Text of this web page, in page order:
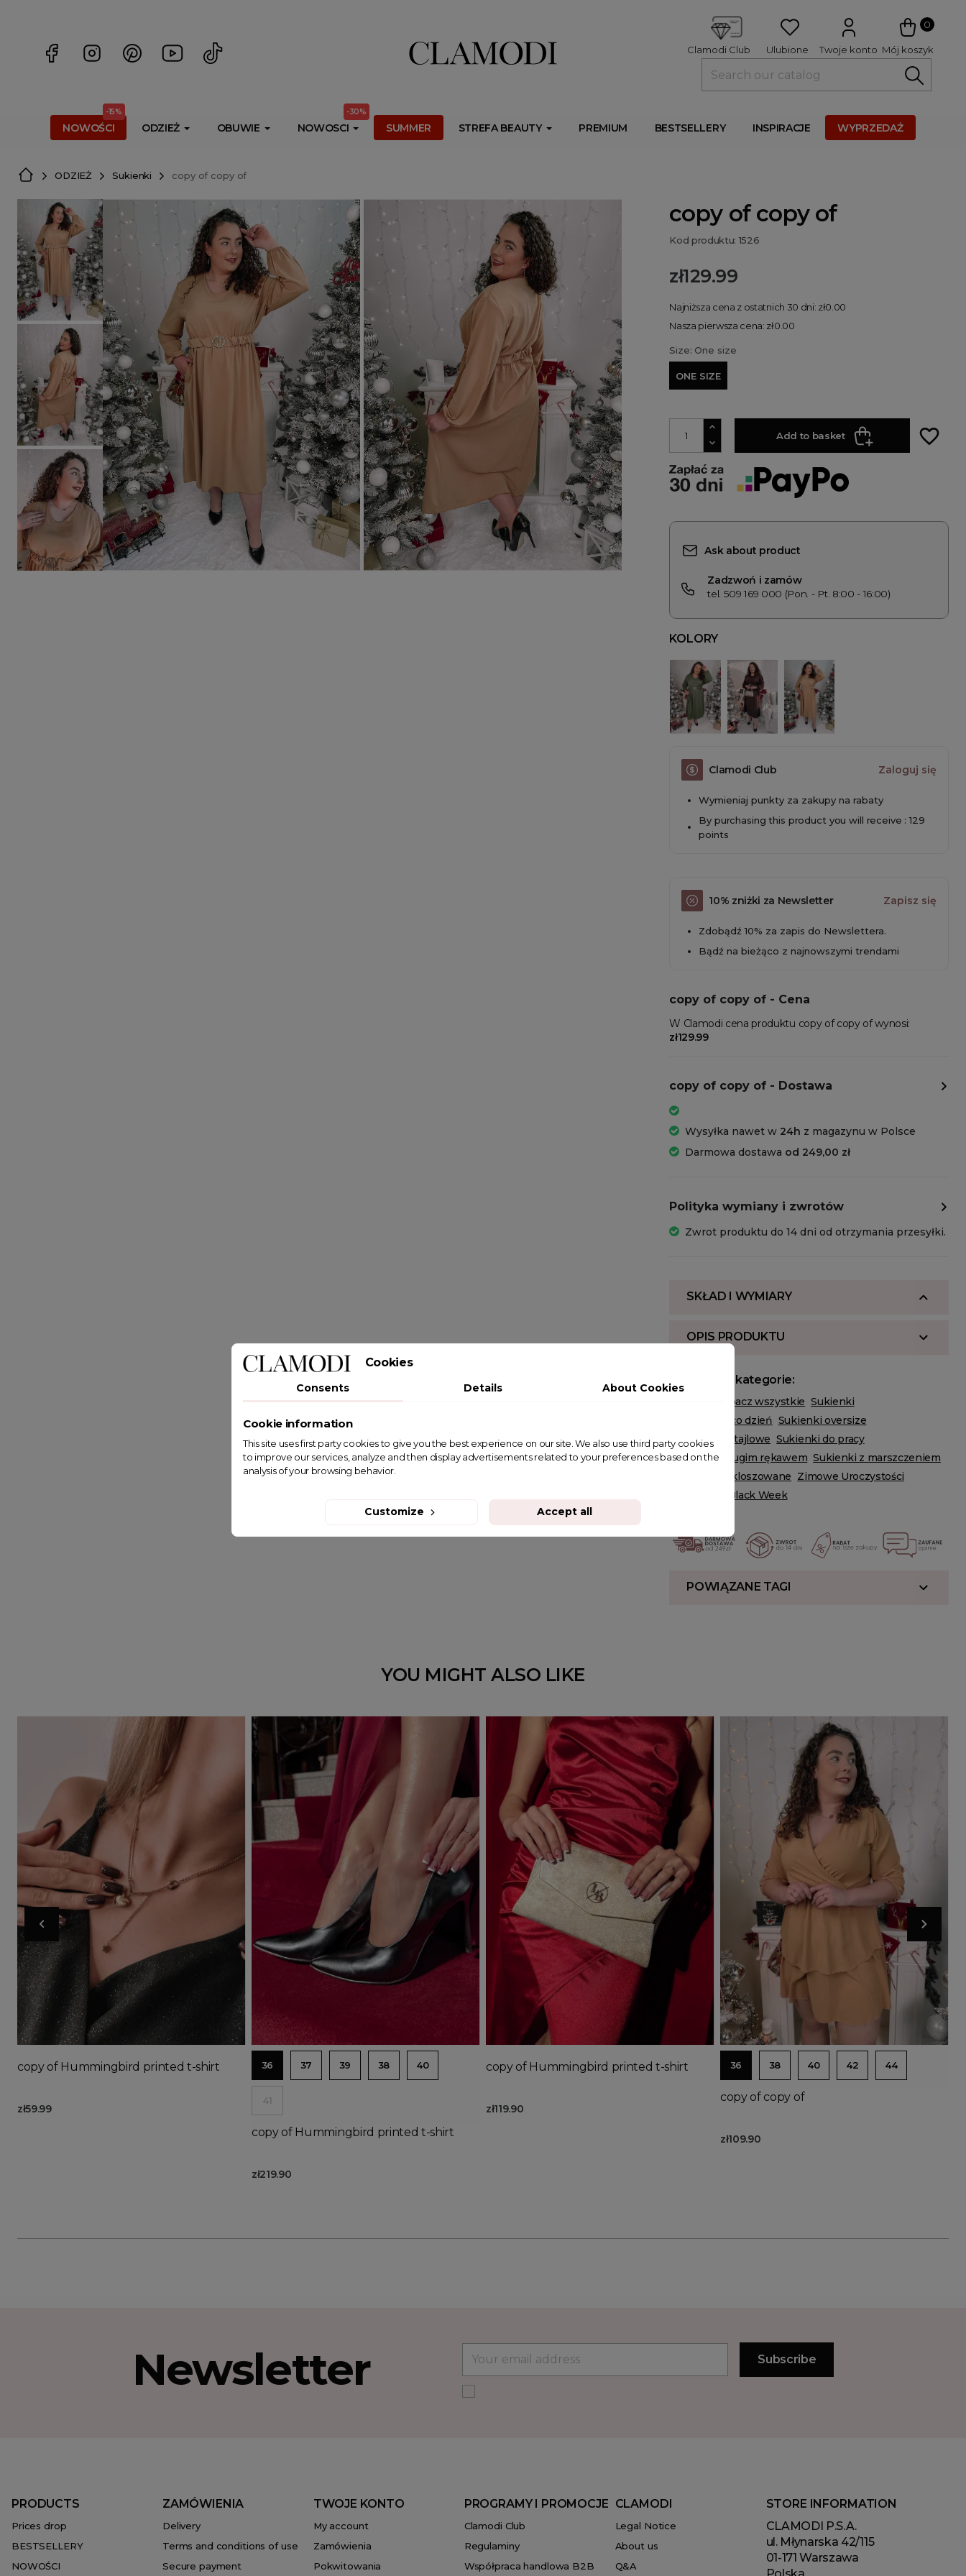
0
Mój koszyk
Twoje konto
Ulubione
Clamodi Club
NOWOŚCI
-15%
ODZIEŻ OBUWIE NOWOSCI
-30%
SUMMER STREFA BEAUTY PREMIUM BESTSELLERY INSPIRACJE WYPRZEDAŻ
ODZIEŻ Sukienki copy of copy of
copy of copy of
Kod produktu: 1526
zł129.99
Najniższa cena z ostatnich 30 dni: zł0.00
Nasza pierwsza cena: zł0.00
Size: One size
ONE SIZE
Add to basket favorite_border
Ask about product
Zadzwoń i zamów
tel. 509 169 000 (Pon. - Pt. 8:00 - 16:00)
KOLORY
Clamodi Club Zaloguj się
Wymieniaj punkty za zakupy na rabaty
By purchasing this product you will receive : 129
points
10% zniżki za Newsletter Zapisz się
Zdobądź 10% za zapis do Newslettera.
Bądź na bieżąco z najnowszymi trendami
copy of copy of - Cena
W Clamodi cena produktu copy of copy of wynosi:
zł129.99
copy of copy of - Dostawa
Wysyłka nawet w 24h z magazynu w Polsce
Darmowa dostawa od 249,00 zł
Polityka wymiany i zwrotów
Zwrot produktu do 14 dni od otrzymania przesyłki.
SKŁAD I WYMIARY
OPIS PRODUKTU
Powiązane kategorie:
Zobacz wszystkie Sukienki
Sukienki na co dzień Sukienki oversize
Sukienki koktajlowe Sukienki do pracy
Sukienki z długim rękawem Sukienki z marszczeniem
Sukienki rozkloszowane Zimowe Uroczystości
Black Week
POWIĄZANE TAGI
YOU MIGHT ALSO LIKE
Add to basket
copy of Hummingbird printed t-shirt
zł59.99
Add to basket
36 37 39 38 40
41
copy of Hummingbird printed t-shirt
zł219.90
Add to basket
Out-of-Stock
copy of Hummingbird printed t-shirt
zł119.90
36 38 40 42 44
copy of copy of
zł109.90
Newsletter
PRODUCTS
Prices drop
BESTSELLERY
NOWOŚCI
ZAMÓWIENIA
Delivery
Terms and conditions of use
Secure payment
TWOJE KONTO
My account
Zamówienia
Pokwitowania
PROGRAMY I PROMOCJE
Clamodi Club
Regulaminy
Współpraca handlowa B2B
CLAMODI
Legal Notice
About us
Q&A
STORE INFORMATION
CLAMODI P.S.A.
ul. Młynarska 42/115
01-171 Warszawa
Cookies
Consents Details About Cookies
Cookie information
This site uses first party cookies to give you the best experience on our site. We also use third party cookies
to improve our services, analyze and then display advertisements related to your preferences based on the
analysis of your browsing behavior.
Customize Accept all